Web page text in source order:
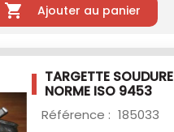
Ajouter au panier
TARGETTE
NORME ISO 9453
Référence : 185033